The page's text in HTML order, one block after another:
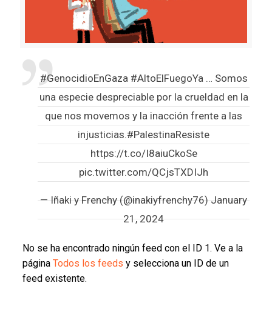
#GenocidioEnGaza #AltoElFuegoYa … Somos
una especie despreciable por la crueldad en la
que nos movemos y la inacción frente a las
injusticias.#PalestinaResiste
https://t.co/I8aiuCkoSe
pic.twitter.com/QCjsTXDIJh
— Iñaki y Frenchy (@inakiyfrenchy76)January
21, 2024
No se ha encontrado ningún feed con el ID 1. Ve a la
página Todos los feeds y selecciona un ID de un
feed existente.